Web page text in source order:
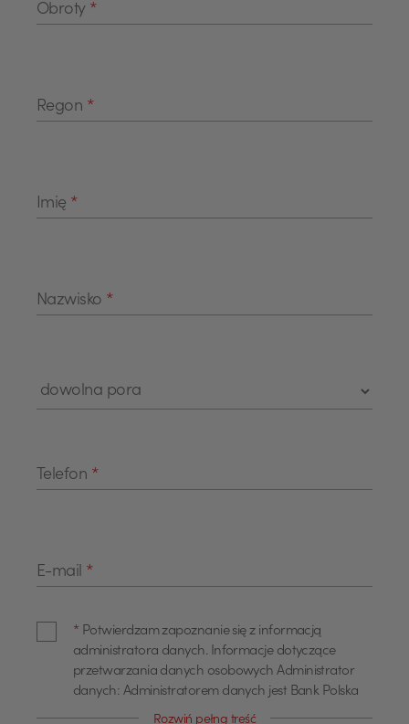
Obroty *
Regon *
Imię *
Nazwisko *
Telefon *
E-mail *
* Potwierdzam zapoznanie się z informacją
administratora danych. Informacje dotyczące
przetwarzania danych osobowych Administrator
danych: Administratorem danych jest Bank Polska
Kasa Opieki Spółka Akcyjna z siedzibą w Warszawie,
Rozwiń pełną treść